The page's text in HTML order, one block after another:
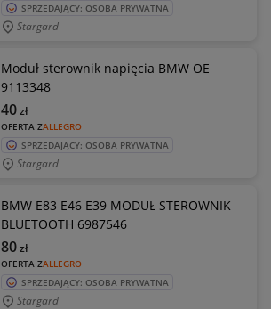
SPRZEDAJĄCY: OSOBA PRYWATNA
Stargard
Moduł sterownik napięcia BMW OE
9113348
OFERTA ZALLEGRO
40zł
SPRZEDAJĄCY: OSOBA PRYWATNA
Stargard
BMW E83 E46 E39 MODUŁ STEROWNIK
BLUETOOTH 6987546
OFERTA ZALLEGRO
80zł
SPRZEDAJĄCY: OSOBA PRYWATNA
Stargard